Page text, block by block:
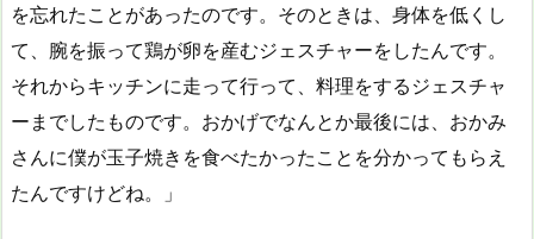
を忘れたことがあったのです。そのときは、身体を低くし
て、腕を振って鶏が卵を産むジェスチャーをしたんです。
それからキッチンに走って行って、料理をするジェスチャ
ーまでしたものです。おかげでなんとか最後には、おかみ
さんに僕が玉子焼きを食べたかったことを分かってもらえ
たんですけどね。」